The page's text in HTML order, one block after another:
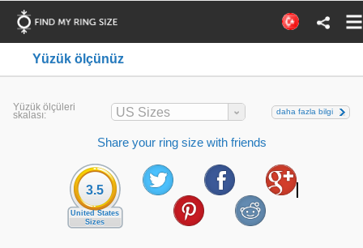
Yüzük ölçünüz
Yüzük ölçüleri
skalası: US Sizes daha fazla bilgi
Share your ring size with friends
3.5
United States
Sizes